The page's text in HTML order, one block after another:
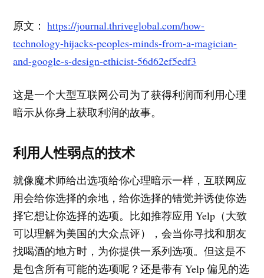
原文：https://journal.thriveglobal.com/how-
technology-hijacks-peoples-minds-from-a-magician-
and-google-s-design-ethicist-56d62ef5edf3
这是一个大型互联网公司为了获得利润而利用心理
暗示从你身上获取利润的故事。
利用人性弱点的技术
就像魔术师给出选项给你心理暗示一样，互联网应
用会给你选择的余地，给你选择的错觉并诱使你选
择它想让你选择的选项。比如推荐应用 Yelp（大致
可以理解为美国的大众点评），会当你寻找和朋友
找喝酒的地方时，为你提供一系列选项。但这是不
是包含所有可能的选项呢？还是带有 Yelp 偏见的选